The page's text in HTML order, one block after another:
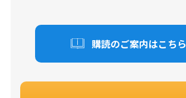
購読のご案内はこちら